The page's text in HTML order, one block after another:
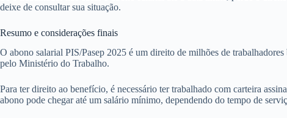
deixe de consultar sua situação.
Resumo e considerações finais
O abono salarial PIS/Pasep 2025 é um direito de milhões de
pelo Ministério do Trabalho.
Para ter direito ao benefício, é necessário ter trabalhado com carteira
abono pode chegar até um salário mínimo, dependendo do tempo de